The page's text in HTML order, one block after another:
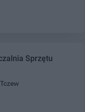
Sprzętu